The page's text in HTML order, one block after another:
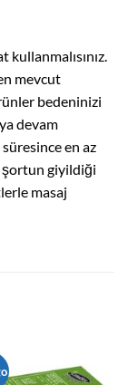
kullanmalısınız.
mevcut
bedeninizi
devam
en az
şortun giyildiği
masaj